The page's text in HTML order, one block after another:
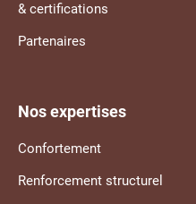
& certifications
Partenaires
Nos expertises
Confortement
Renforcement structurel